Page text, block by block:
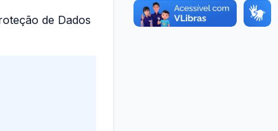
de Dados